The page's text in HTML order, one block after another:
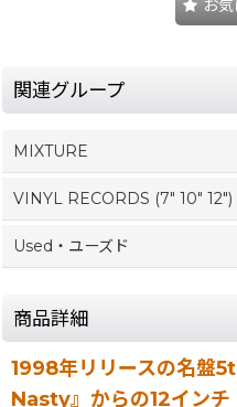
お
関連グループ
MIXTURE
VINYL RECORDS (7" 10" 12")
Used・ユーズド
商品詳細
1998年リリースの名盤
Nasty』からの12インチ